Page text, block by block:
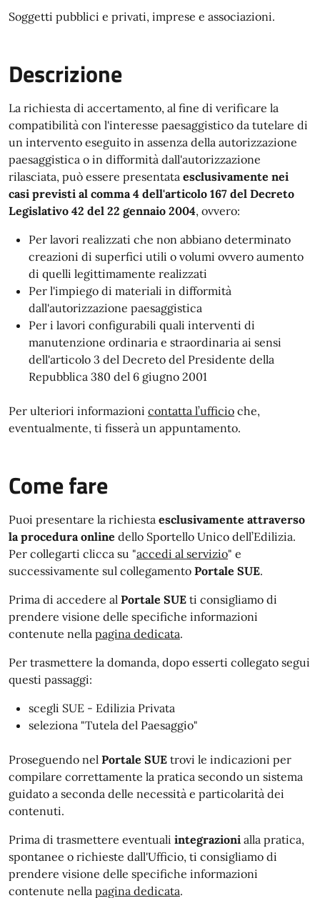
Soggetti pubblici e privati, imprese e associazioni.
Descrizione
La richiesta di accertamento, al fine di verificare la
compatibilità con l'interesse paesaggistico da tutelare di
un intervento eseguito in assenza della autorizzazione
paesaggistica o in difformità dall'autorizzazione
rilasciata, può essere presentata esclusivamente nei
casi previsti al comma 4 dell'articolo 167 del Decreto
Legislativo 42 del 22 gennaio 2004, ovvero:
Per lavori realizzati che non abbiano determinato
creazioni di superfici utili o volumi ovvero aumento
di quelli legittimamente realizzati
Per l'impiego di materiali in difformità
dall'autorizzazione paesaggistica
Per i lavori configurabili quali interventi di
manutenzione ordinaria e straordinaria ai sensi
dell'articolo 3 del Decreto del Presidente della
Repubblica 380 del 6 giugno 2001
Per ulteriori informazioni contatta l’ufficio che,
eventualmente, ti fisserà un appuntamento.
Come fare
Puoi presentare la richiesta esclusivamente attraverso
la procedura online dello Sportello Unico dell’Edilizia.
Per collegarti clicca su "accedi al servizio" e
successivamente sul collegamento Portale SUE.
Prima di accedere al Portale SUE ti consigliamo di
prendere visione delle specifiche informazioni
contenute nella pagina dedicata.
Per trasmettere la domanda, dopo esserti collegato segui
questi passaggi:
scegli SUE - Edilizia Privata
seleziona "Tutela del Paesaggio"
Proseguendo nel Portale SUE trovi le indicazioni per
compilare correttamente la pratica secondo un sistema
guidato a seconda delle necessità e particolarità dei
contenuti.
Prima di trasmettere eventuali integrazioni alla pratica,
spontanee o richieste dall'Ufficio, ti consigliamo di
prendere visione delle specifiche informazioni
contenute nella pagina dedicata.